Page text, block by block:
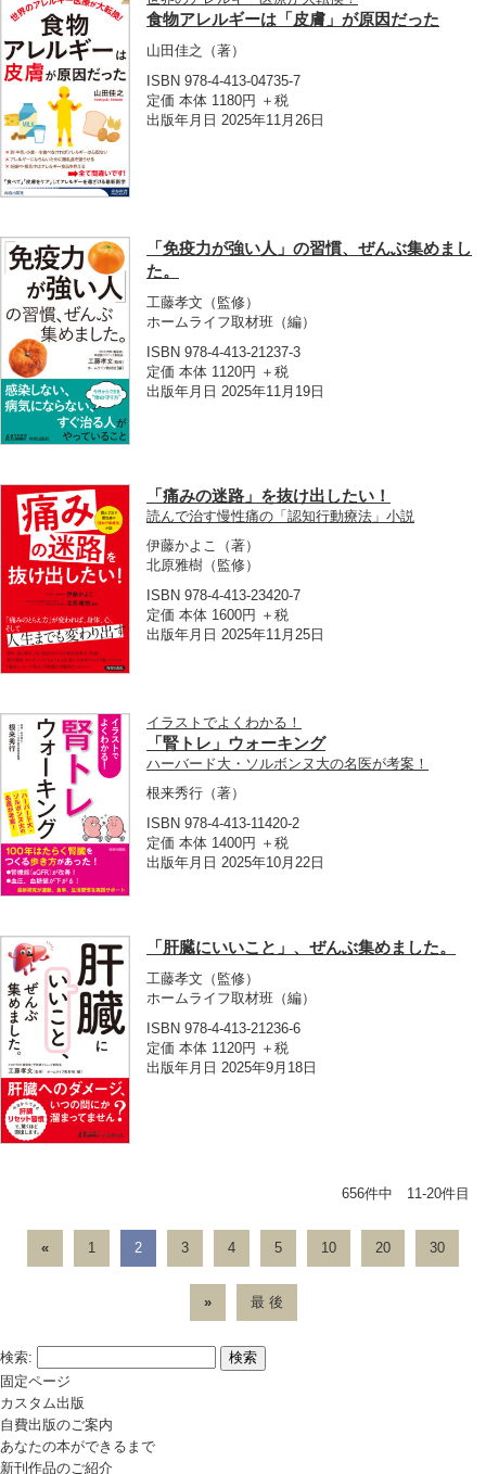
食物アレルギーは「皮膚」が原因だった
山田佳之
（著）
ISBN 978-4-413-04735-7
定価 本体 1180円 ＋税
出版年月日 2025年11月26日
「免疫力が強い人」の習慣、ぜんぶ集めまし
た。
工藤孝文 （監修）
ホームライフ取材班 （編）
ISBN 978-4-413-21237-3
定価 本体 1120円 ＋税
出版年月日 2025年11月19日
「痛みの迷路」を抜け出したい！
読んで治す慢性痛の「認知行動療法」小説
伊藤かよこ
（著）
北原雅樹 （監修）
ISBN 978-4-413-23420-7
定価 本体 1600円 ＋税
出版年月日 2025年11月25日
イラストでよくわかる！
「腎トレ」ウォーキング
ハーバード大・ソルボンヌ大の名医が考案！
根来秀行 （著）
ISBN 978-4-413-11420-2
定価 本体 1400円 ＋税
出版年月日 2025年10月22日
「肝臓にいいこと」、ぜんぶ集めました。
工藤孝文 （監修）
ホームライフ取材班 （編）
ISBN 978-4-413-21236-6
定価 本体 1120円 ＋税
出版年月日 2025年9月18日
656件中 11-20件目
« 1 2 3 4 5 10 20 30
» 最 後
検索:
固定ページ
カスタム出版
自費出版のご案内
あなたの本ができるまで
新刊作品のご紹介